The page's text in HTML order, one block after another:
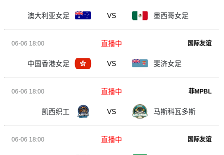
澳大利亚女足 VS 墨西哥女足
06-06 18:00 国际友谊
中国香港女足 VS 斐济女足
直播中
06-06 18:00 菲MPBL
凯西织工 VS 马斯科瓦多斯
直播中
06-06 18:00 国际友谊
直播中